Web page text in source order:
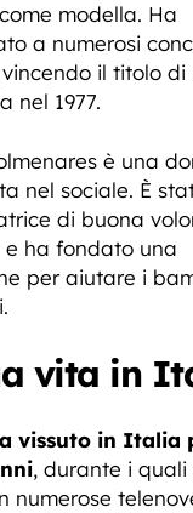
modella. Ha
a numerosi
il titolo di
nel 1977.
è una
nel sociale. È
di buona
e ha fondato una
per aiutare i
vita in
vissuto in Italia
, durante i quali
numerose